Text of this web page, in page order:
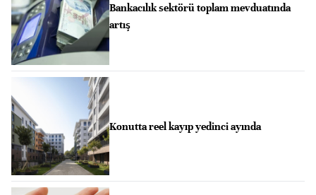
Bankacılık sektörü toplam mevduatında
artış
Konutta reel kayıp yedinci ayında